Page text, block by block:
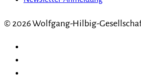
© 2026 Wolfgang-Hilbig-